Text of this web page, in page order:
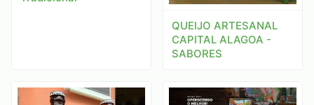
QUEIJO ARTESANAL
CAPITAL ALAGOA -
SABORES